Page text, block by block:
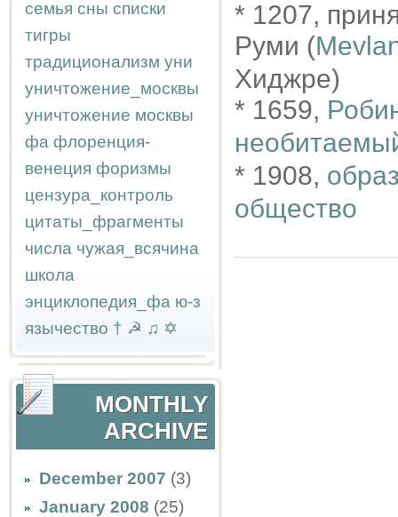
семья сны списки
тигры
традиционализм уни
уничтожение_москвы
уничтожение москвы
фа флоренция-
венеция форизмы
цензура_контроль
цитаты_фрагменты
числа чужая_всячина
школа
энциклопедия_фа ю-з
язычество † ☭ ♫ ✡
MONTHLY
ARCHIVE
December 2007 (3)
January 2008 (25)
* 1207,
Руми (
Хиджре)
* 1659,
* 1908,
общество